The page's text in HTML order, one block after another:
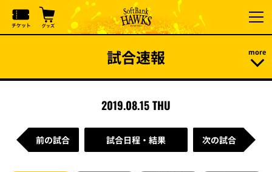
試合速報
2019.08.15 THU
前の試合 試合日程・結果 次の試合